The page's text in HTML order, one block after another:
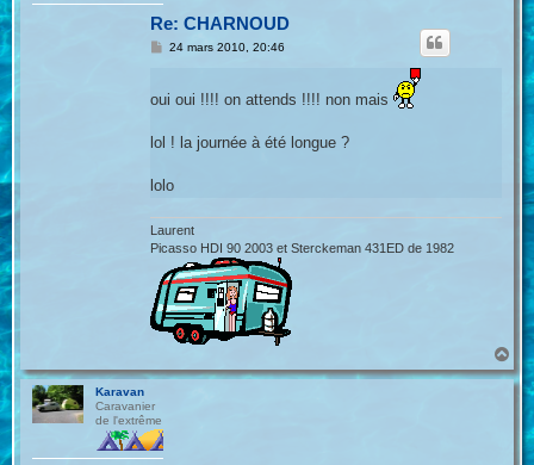
Re: CHARNOUD
M
a
24 mars 2010, 20:46
oui oui !!!! on attends !!!! non mais
lol ! la journée à été longue ?
lolo
Laurent
Picasso HDI 90 2003 et Sterckeman 431ED de 1982
a
u
Karavan
Caravanier
de l'extrême